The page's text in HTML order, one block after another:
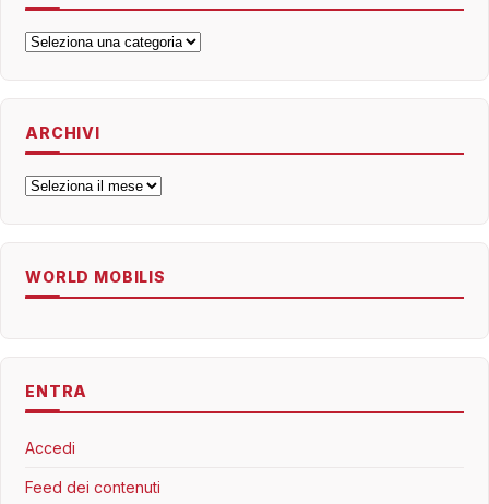
Categorie
ARCHIVI
Archivi
WORLD MOBILIS
ENTRA
Accedi
Feed dei contenuti